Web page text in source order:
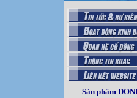
Sản phẩm